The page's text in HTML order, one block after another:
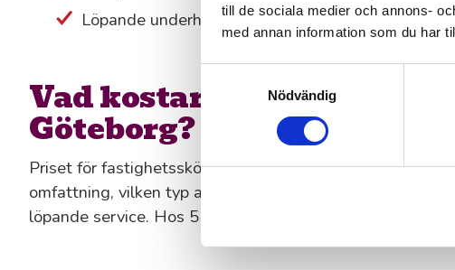
till de sociala medier och annons-
med annan information som du har
Nödvändig
Löpande underhåll av buskar, rabatter och
Vad kostar
Göteborg?
Priset för fastighetsskötsel i Göteborg beror helt och
omfattning, vilken typ av tjänster du behöver och om det
löpande service. Hos 55Plus får du alltid tydliga priser